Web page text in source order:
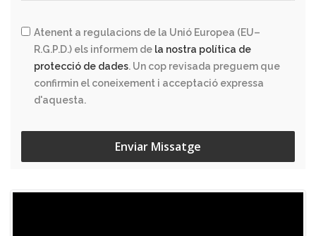
Atenent a regulacions de la Unió Europea (EU–
R.G.P.D.) els informem de la nostra política de
protecció de dades. Un cop revisada preguem que
confirmin el coneixement i acceptació expressa
d'aquesta.
Enviar Missatge